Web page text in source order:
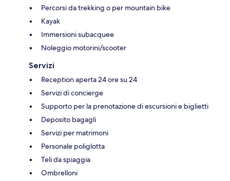
Percorsi da trekking o per mountain bike
Kayak
Immersioni subacquee
Noleggio motorini/scooter
Servizi
Reception aperta 24 ore su 24
Servizi di concierge
Supporto per la prenotazione di escursioni e biglietti
Deposito bagagli
Servizi per matrimoni
Personale poliglotta
Teli da spiaggia
Ombrelloni